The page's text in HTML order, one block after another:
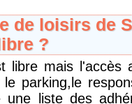
de loisirs de
?
libre mais l'accès
parking,le
une liste des